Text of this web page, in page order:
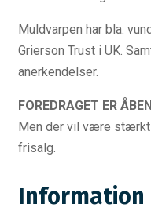
Muldvarpen har bla.
Grierson Trust i UK.
anerkendelser.
FOREDRAGET ER
Men der vil være
frisalg.
Information